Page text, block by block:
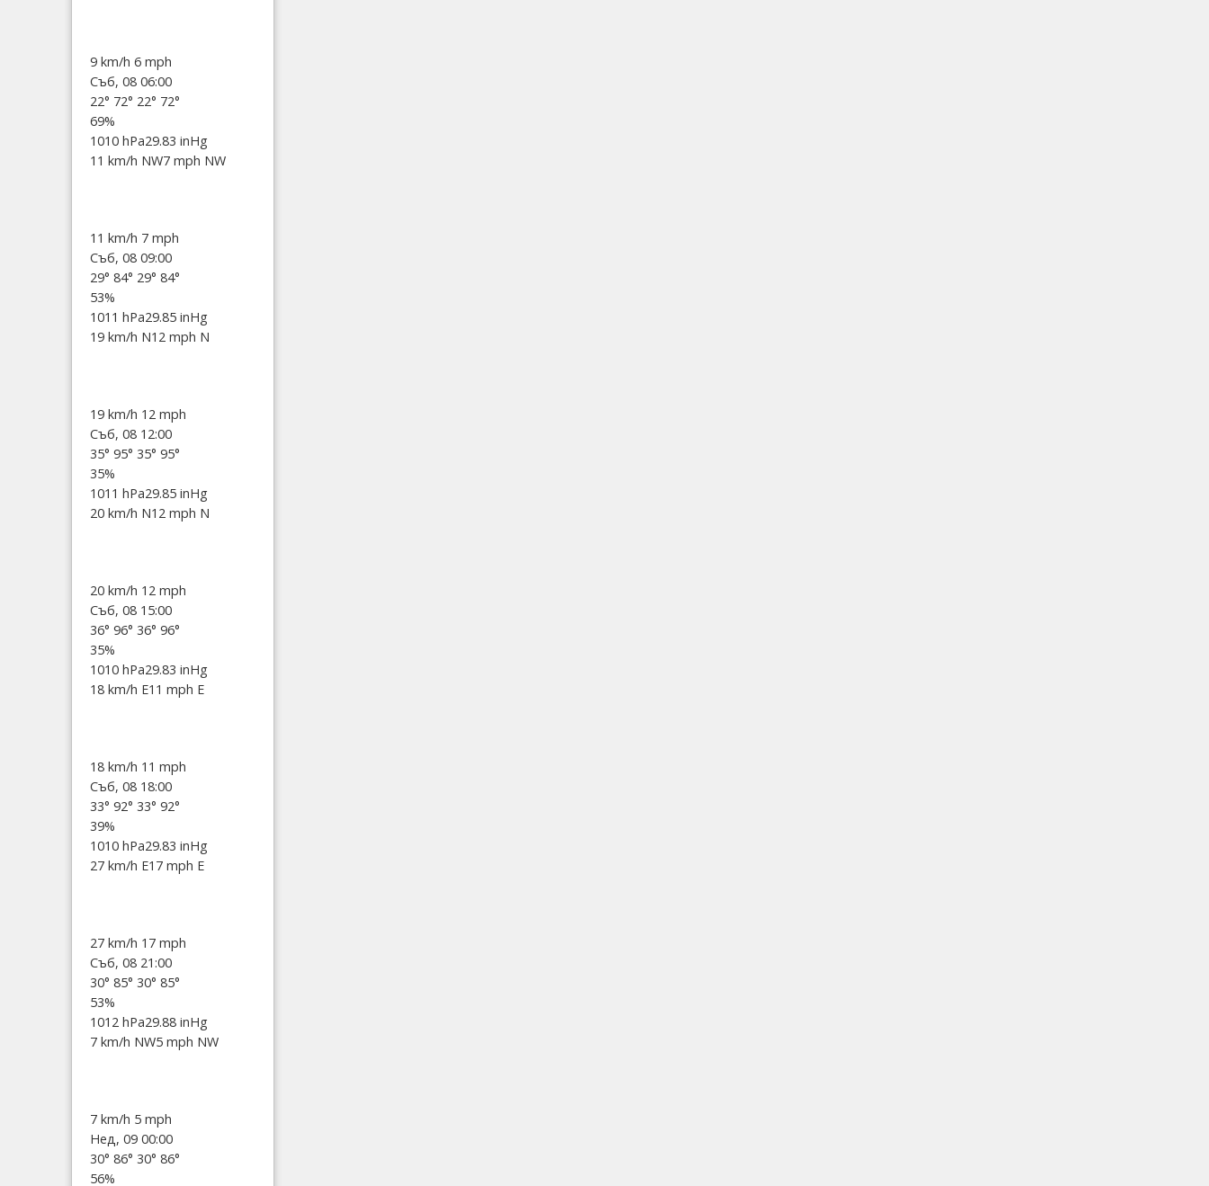
9 km/h 6 mph
Съб, 08 06:00
22° 72° 22° 72°
69%
1010 hPa29.83 inHg
11 km/h NW7 mph NW
11 km/h 7 mph
Съб, 08 09:00
29° 84° 29° 84°
53%
1011 hPa29.85 inHg
19 km/h N12 mph N
19 km/h 12 mph
Съб, 08 12:00
35° 95° 35° 95°
35%
1011 hPa29.85 inHg
20 km/h N12 mph N
20 km/h 12 mph
Съб, 08 15:00
36° 96° 36° 96°
35%
1010 hPa29.83 inHg
18 km/h E11 mph E
18 km/h 11 mph
Съб, 08 18:00
33° 92° 33° 92°
39%
1010 hPa29.83 inHg
27 km/h E17 mph E
27 km/h 17 mph
Съб, 08 21:00
30° 85° 30° 85°
53%
1012 hPa29.88 inHg
7 km/h NW5 mph NW
7 km/h 5 mph
Нед, 09 00:00
30° 86° 30° 86°
56%